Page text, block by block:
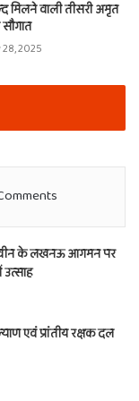
मिलने वाली तीसरी अमृत
2025
नवीन के लखनऊ आगमन पर
उत्साह
एवं प्रांतीय रक्षक दल